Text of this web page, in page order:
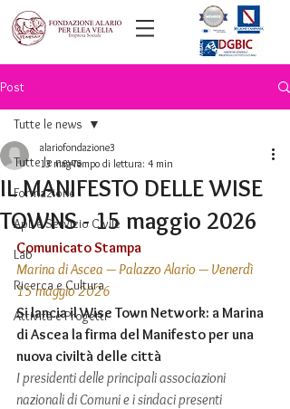
Post
Tutte le news
Formazione
ApL e Servizio Civile
Lab
Ricerca e Cultura
Attività e Progetti
Tutte le news
IL MANIFESTO DELLE WISE
TOWNS - 15 maggio 2026
alariofondazione3
13 magTempo di lettura: 4 min
Comunicato Stampa
Marina di Ascea — Palazzo Alario — Venerdì
15 maggio 2026
Si lancia il Wise Town Network: a Marina
di Ascea la firma del Manifesto per una
nuova civiltà delle città
I presidenti delle principali associazioni
nazionali di Comuni e i sindaci presenti